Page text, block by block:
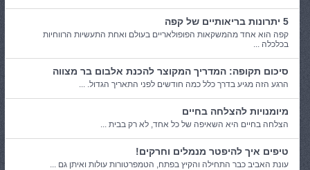
5 יתרונות בריאותיים של קפה
קפה הוא אחד מהמשקאות הפופולאריים בעולם ואחת התעשיות הרווחיות
בכלכלה ...
סיכום תקופה: המדריך המקוצר להכנת אלבום בר מצווה
הרגע הזה מגיע בדרך כלל כמה חודשים לפני התאריך הגדול. ...
מיומנויות להצלחה בחיים
הצלחה בחיים היא השאיפה של כל אחד, לא רק בבית ...
טיפים איך להיפטר מנמלים וחרקים!
עונת האביב כבר התחילה והקיץ בפתח, הטמפרטורות עולות ואיתן גם ...